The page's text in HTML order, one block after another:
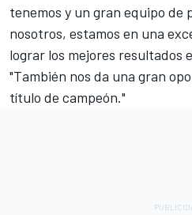
tenemos y un gran equipo de
nosotros, estamos en una
lograr los mejores resultados
"También nos da una gran
título de campeón."